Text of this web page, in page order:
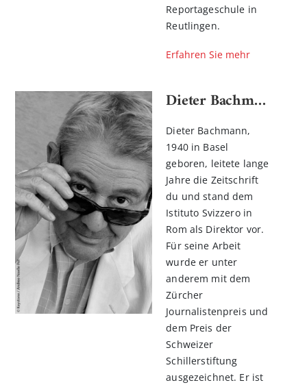
Reportageschule in
Reutlingen.
Erfahren Sie mehr
Dieter Bachmann
Dieter Bachmann,
1940 in Basel
geboren, leitete lange
Jahre die Zeitschrift
du und stand dem
Istituto Svizzero in
Rom als Direktor vor.
Für seine Arbeit
wurde er unter
anderem mit dem
Zürcher
Journalistenpreis und
dem Preis der
Schweizer
Schillerstiftung
ausgezeichnet. Er ist